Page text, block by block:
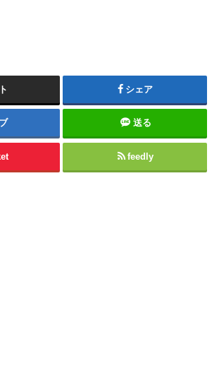
シェア
送る
feedly